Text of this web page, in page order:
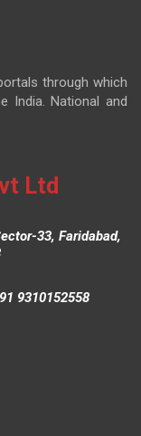
through which
India. National and
Ltd
33, Faridabad,
9310152558